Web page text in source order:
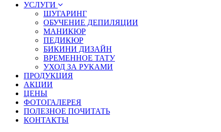
УСЛУГИ
ШУГАРИНГ
ОБУЧЕНИЕ ДЕПИЛЯЦИИ
МАНИКЮР
ПЕДИКЮР
БИКИНИ ДИЗАЙН
ВРЕМЕННОЕ ТАТУ
УХОД ЗА РУКАМИ
ПРОДУКЦИЯ
АКЦИИ
ЦЕНЫ
ФОТОГАЛЕРЕЯ
ПОЛЕЗНОЕ ПОЧИТАТЬ
КОНТАКТЫ